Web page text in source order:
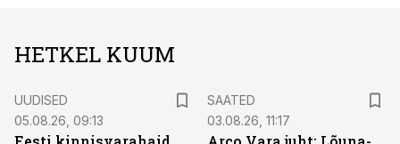
HETKEL KUUM
UUDISED
05.08.26, 09:13
SAATED
03.08.26, 11:17